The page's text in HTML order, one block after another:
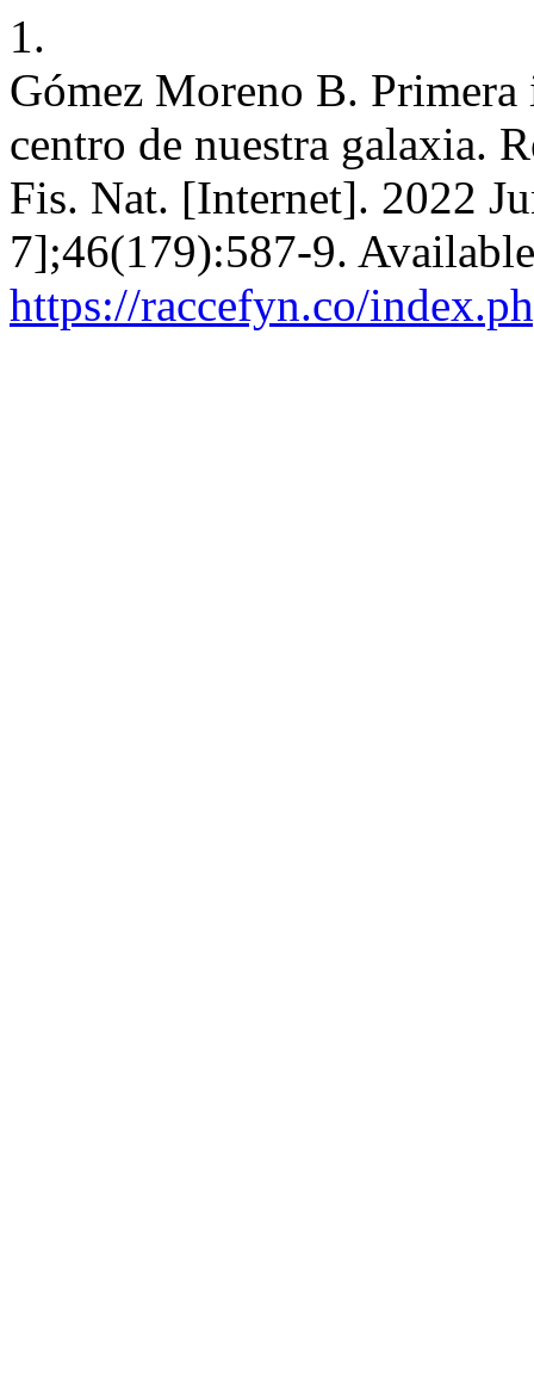
1.
Gómez Moreno B.
centro de nuestra galaxia.
Fis. Nat. [Internet]. 2022
7];46(179):587-9.
https://raccefyn.co/